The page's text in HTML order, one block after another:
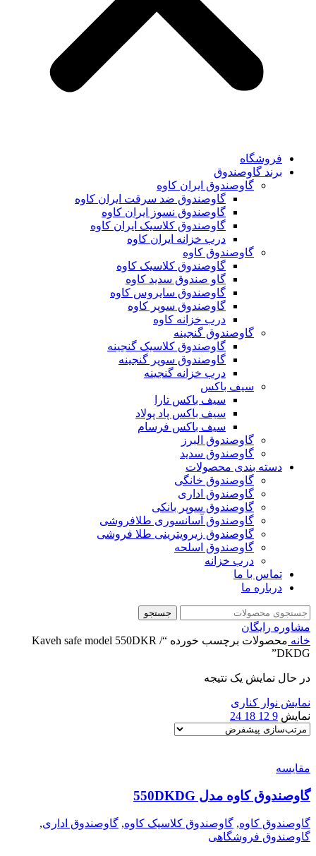
فروشگاه
برند گاوصندوق
گاوصندوق ایران کاوه
گاوصندوق ضد سرقت ایران کاوه
گاوصندوق نسوز ایران کاوه
گاوصندوق کلاسیک ایران کاوه
درب خزانه ایران کاوه
گاوصندوق کاوه
گاوصندوق کلاسیک کاوه
گاو صندوق سدید کاوه
گاوصندوق سایروس کاوه
گاوصندوق سوپر کاوه
درب خزانه کاوه
گاوصندوق گنجینه
گاوصندوق کلاسیک گنجینه
گاوصندوق سوپر گنجینه
درب خزانه گنجینه
سیف باکس
سیف باکس تارا
سیف باکس پاد پولاد
سیف باکس فرسام
گاوصندوق البرز
گاوصندوق سدید
دسته بندی محصولات
گاوصندوق خانگی
گاوصندوق اداری
گاوصندوق سوپر بانکی
گاوصندوق آسانسوری طلافروشی
گاوصندوق زیرویترینی طلا فروشی
گاوصندوق اسلحه
درب خزانه
تماس با ما
درباره ما
جستجو
مشاوره رایگان
خانه
محصولات برچسب خورده “Kaveh safe model 550DKR /
DKDG”
در حال نمایش یک نتیجه
نمایش نوار کناری
نمایش 9
12
18
24
مقايسه
گاوصندوق کاوه مدل 550DKDG
گاوصندوق کاوه, گاوصندوق کلاسیک کاوه, گاوصندوق اداری,
گاوصندوق فروشگاهی